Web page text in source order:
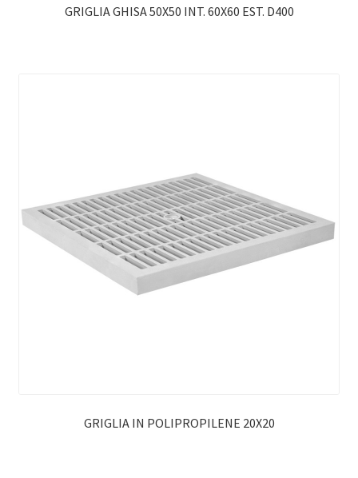
GRIGLIA GHISA 50X50 INT. 60X60 EST. D400
GRIGLIA IN POLIPROPILENE 20X20